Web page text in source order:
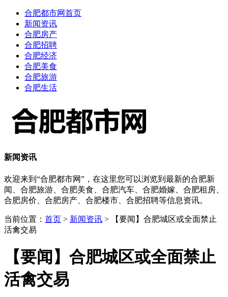
合肥都市网首页
新闻资讯
合肥房产
合肥招聘
合肥经济
合肥美食
合肥旅游
合肥生活
新闻资讯
欢迎来到“合肥都市网”，在这里您可以浏览到最新的合肥新
闻、合肥旅游、合肥美食、合肥汽车、合肥婚嫁、合肥租房、
合肥房价、合肥房产、合肥楼市、合肥招聘等信息资讯。
当前位置： 首页 > 新闻资讯 > 【要闻】合肥城区或全面禁止
活禽交易
【要闻】合肥城区或全面禁止
活禽交易